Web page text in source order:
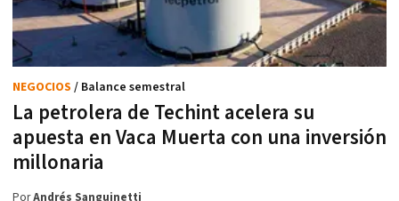
La petrolera de Techint acelera su
apuesta en Vaca Muerta con una inversión
millonaria
NEGOCIOS / Balance semestral
PorAndrés Sanguinetti